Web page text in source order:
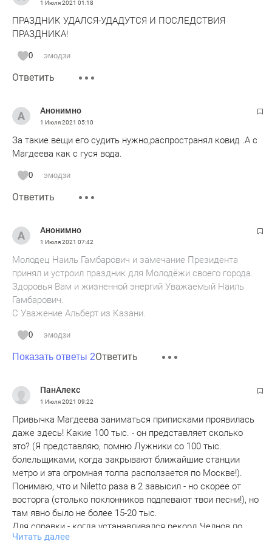
1 Июля 2021 01:18
ПРАЗДНИК УДАЛСЯ-УДАДУТСЯ И ПОСЛЕДСТВИЯ
ПРАЗДНИКА!
0 эмодзи
Ответить
Анонимно
1 Июля 2021 05:10
За такие вещи его судить нужно,распространял ковид .А с
Магдеева как с гуся вода.
0 эмодзи
Ответить
Анонимно
1 Июля 2021 07:42
Молодец Наиль Гамбарович и замечание Президента
принял и устроил праздник для Молодёжи своего города.
Здоровья Вам и жизненной энергий Уважаемый Наиль
Гамбарович.
С Уважение Альберт из Казани.
0 эмодзи
Показать ответы 2Ответить
ПанАлекс
1 Июля 2021 09:22
Привычка Магдеева заниматься приписками проявилась
даже здесь! Какие 100 тыс. - он представляет сколько
это? (Я представляю, помню Лужники со 100 тыс.
болельщиками, когда закрывают ближайшие станции
метро и эта огромная толпа расползается по Москве!).
Понимаю, что и Niletto раза в 2 завысил - но скорее от
восторга (столько поклонников подпевают твои песни!), но
там явно было не более 15-20 тыс.
Для справки - когда устанавливался рекорд Челнов по
массовому забегу Россия такая то, с 41 т. чел., причем
Читать далее